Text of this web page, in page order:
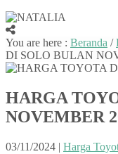
You are here : Beranda /
DI SOLO BULAN
HARGA
NOVEMBER
03/11/2024 | Harga